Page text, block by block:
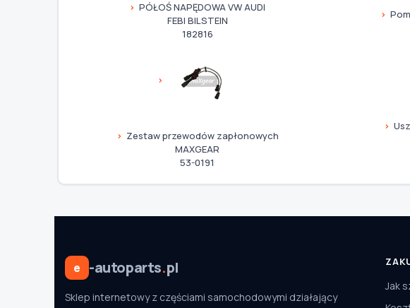
PÓŁOŚ NAPĘDOWA VW AUDI
FEBI BILSTEIN
182816
Zestaw przewodów zapłonowych
MAXGEAR
53-0191
e -autoparts.pl
Sklep internetowy z częściami samochodowymi działający
Jak